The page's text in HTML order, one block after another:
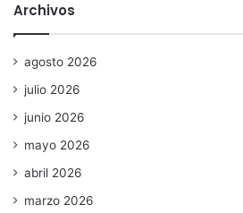
Archivos
agosto 2026
julio 2026
junio 2026
mayo 2026
abril 2026
marzo 2026